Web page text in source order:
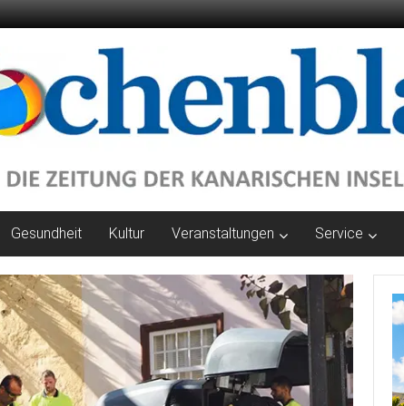
Gesundheit Kultur Veranstaltungen Service